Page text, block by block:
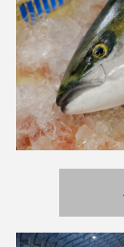
＜ツバメウオ＞は意
と美味しい！ “でか
鰭”が特徴的な魚を実
際に食べてみた
2026.08.05
キーワード